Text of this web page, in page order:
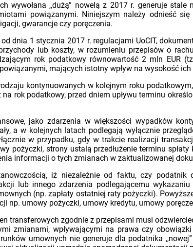
wywołana ,,dużą” nowelą z 2017 r. generuje
powiązanymi. Niniejszym należy odnieść
gwarancje czy poręczenia.
dnia 1 stycznia 2017 r. regulacjami UoCIT,
lub koszty, w rozumieniu przepisów o
rok podatkowy równowartość 2 mln EUR
mających istotny wpływ na wysokość
kontynuowanych w kolejnym roku
rok podatkowy, przed dniem upływu terminu
jako zdarzenia w większości wypadków
a w kolejnych latach podlegają wyłącznie
w przypadku, gdy w trakcie realizacji
pożyczki, strony ustalą przedłużenie terminu
informacji o tych zmianach w zaktualizowanej
iż niezależnie od faktu, czy podatnik
lub innego zdarzenia podlegającemu
(np. zapłaty ostatniej raty pożyczki).
np. umowy pożyczki, umowy kredytu, umowy
transferowych zgodnie z przepisami musi
zmianami, wpływającymi na prawa czy
umownych nie generuje dla podatnika